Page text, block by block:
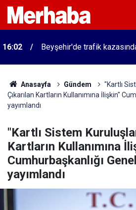
16:02 Beyşehir'de trafik
Anasayfa Gündem
"Kartlı
Çıkarılan Kartların Kullanımına İlişkin"
yayımlandı
"Kartlı Sistem
Kartların Kullanımına
Cumhurbaşkanlığı
yayımlandı